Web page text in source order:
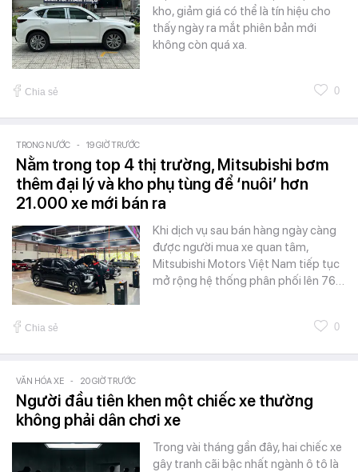
kho, giảm giá có thể là tín hiệu cho
thấy ngày ra mắt phiên bản mới
không còn quá xa.
Chia sẻ 0
TRONG NƯỚC - 19 GIỜ TRƯỚC
Nằm trong top 4 thị trường, Mitsubishi bơm
thêm đại lý và kho phụ tùng để ‘nuôi’ hơn
21.000 xe mới bán ra
Khi dịch vụ sau bán hàng ngày càng
được người mua xe quan tâm,
Mitsubishi Motors Việt Nam tiếp tục
mở rộng hệ thống phân phối lên 76…
Chia sẻ 0
VĂN HÓA XE - 20 GIỜ TRƯỚC
Người đầu tiên khen một chiếc xe thường
không phải dân chơi xe
Trong vài tháng gần đây, hai chiếc xe
gây tranh cãi bậc nhất ngành ô tô là